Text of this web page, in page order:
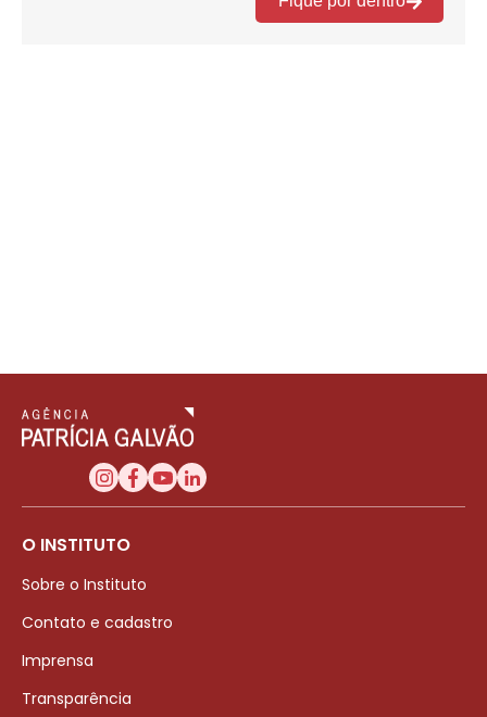
O INSTITUTO
Sobre o Instituto
Contato e cadastro
Imprensa
Transparência